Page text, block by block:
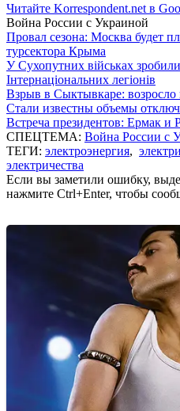
Читайте Korrespondent.net в
Война России с Украиной
Провал сезона: Москва будет
турсектора Крыма
У Сухопутних військах зробили
Інтернаціональних легіонів
Взрыв в Сыктывкаре: возросло
Стали известны объемы
Встреча президентов: Ермак и
СПЕЦТЕМА: Война России с
ТЕГИ: электроэнергия,
электричества
Если вы заметили ошибку,
нажмите Ctrl+Enter, чтобы